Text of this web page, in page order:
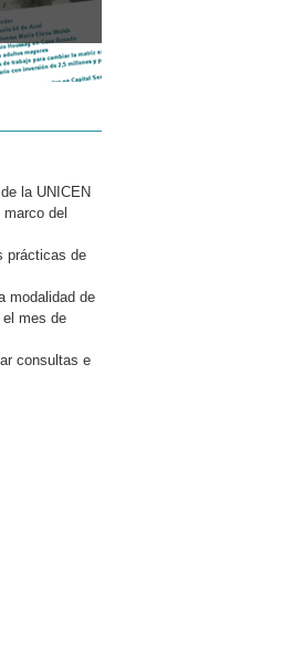
la UNICEN
del
prácticas de
modalidad de
el mes de
consultas e